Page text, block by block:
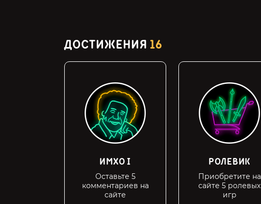
ДОСТИЖЕНИЯ 16
ИМХО I
Оставьте 5
комментариев на
сайте
РОЛЕВИК
Приобретите на
сайте 5 ролевых
игр